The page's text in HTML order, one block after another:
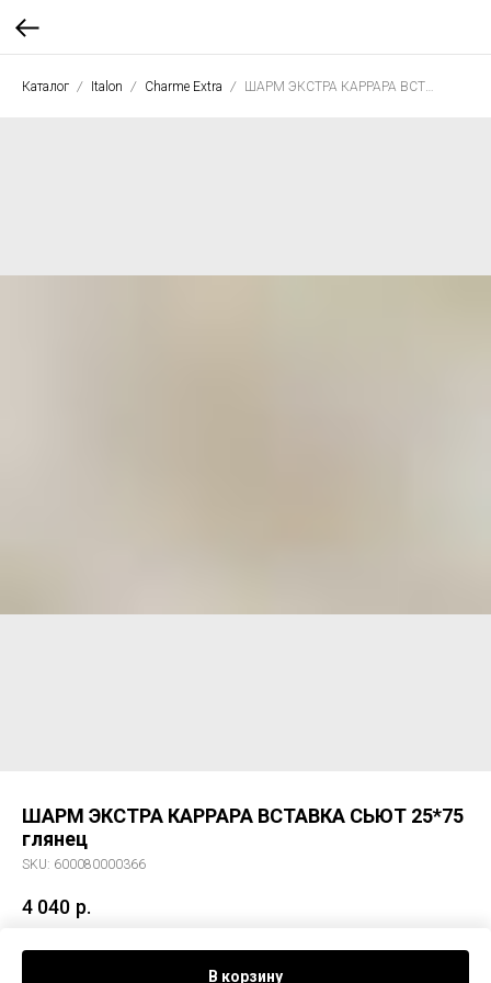
Каталог Italon Charme Extra
ШАРМ ЭКСТРА КАРРАРА ВСТАВКА СЬЮТ 25*75
глянец
SKU: 600080000366
4 040 р.
В корзину
Декор ШАРМ ЭКСТРА КАРРАРА ВСТАВКА СЬЮТ 25*75 глянец